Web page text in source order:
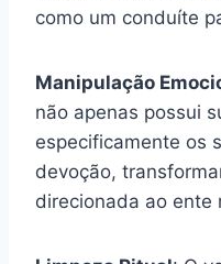
como um conduíte
Manipulação
não apenas possui
especificamente os
devoção,
direcionada ao ente